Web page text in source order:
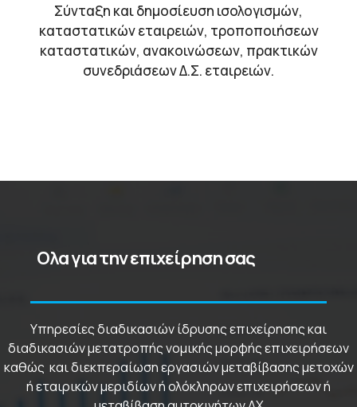
Σύνταξη και δημοσίευση ισολογισμών,
καταστατικών εταιρειών, τροποποιήσεων
καταστατικών, ανακοινώσεων, πρακτικών
συνεδριάσεων Δ.Σ. εταιρειών.
Ολα για την επιχείρηση σας
Υπηρεσίες διαδικασιών ίδρυσης επιχείρησης και
διαδικασιών μετατροπής νομικής μορφής επιχειρήσεων
καθώς και διεκπεραίωση εργασιών μεταβίβασης μετοχών
ή εταιρικών μεριδίων ή ολόκληρων επιχειρήσεων ή